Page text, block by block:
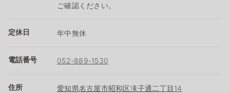
ご確認ください。
定休日 年中無休
電話番号 052-889-1530
住所 愛知県名古屋市昭和区滝子通二丁目14